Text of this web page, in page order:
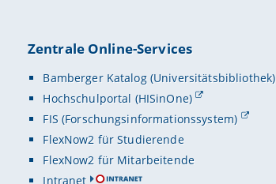
Zentrale Online-Services
Bamberger Katalog (Universitätsbibliothek)
Hochschulportal (HISinOne)
FIS (Forschungsinformationssystem)
FlexNow2 für Studierende
FlexNow2 für Mitarbeitende
Intranet